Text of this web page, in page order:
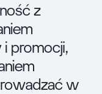
z
promocji,
w